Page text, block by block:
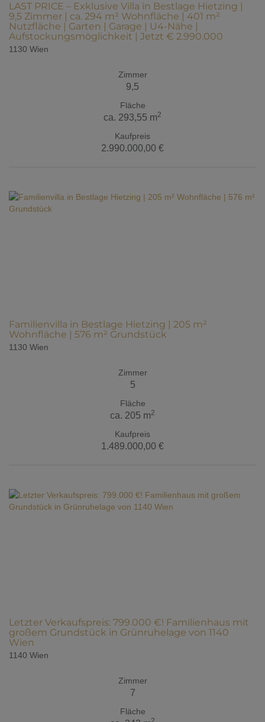
LAST PRICE – Exklusive Villa in Bestlage Hietzing |
9,5 Zimmer | ca. 294 m² Wohnfläche | 401 m²
Nutzfläche | Garten | Garage | U4-Nähe |
Aufstockungsmöglichkeit | Jetzt € 2.990.000
1130 Wien
Zimmer
9,5
Fläche
ca. 293,55 m2
Kaufpreis
2.990.000,00 €
Familienvilla in Bestlage Hietzing | 205 m²
Wohnfläche | 576 m² Grundstück
1130 Wien
Zimmer
5
Fläche
ca. 205 m2
Kaufpreis
1.489.000,00 €
Letzter Verkaufspreis: 799.000 €! Familienhaus mit
großem Grundstück in Grünruhelage von 1140
Wien
1140 Wien
Zimmer
7
Fläche